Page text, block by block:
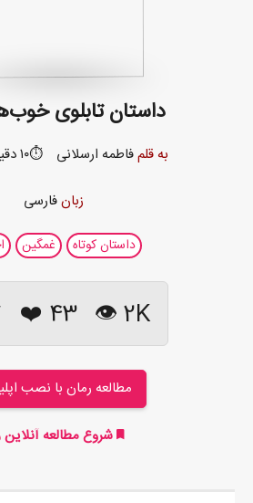
داستان تابلوی
به قلمفاطمه ارسلانی ⏱️۱۰ دقیقه ۳۴ ثانیه
زبانفارسی
داستان کوتاه غمگین
2K 👁
43
❤️
مطالعه رمان با نصب
شروع مطالعه